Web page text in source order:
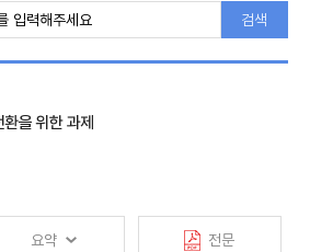
폴트 룰에 관한 미국의 논의가 보여주듯이,
명성 제고 및 정보 공개 기능은 크지 않고,
떨어트리거나, 명확하게 보장범위를
을 야기하는 등 부정적 결과를 가져올 수
나 실손의료보험과 같이 국민 대다수가
는 보장대상이나 보장범위를 확대하는 것
지함으로써 보험료 인상을 방지하는 것이
한계, 규제 환경 변화에 따른 역할의 변화,
고려할 때, 작성자 불이익 원칙의 의의를
준
검색
을 위한 과제
요약 전문